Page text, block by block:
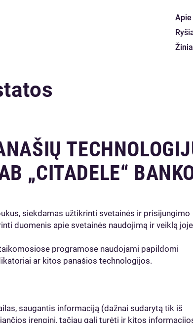
„CITADELE“
siekdamas užtikrinti svetainės ir prisijungimo
duomenis apie svetainės naudojimą ir veiklą
programose naudojami papildomi
ar kitos panašios technologijos.
saugantis informaciją (dažnai sudarytą tik iš
įrenginį, tačiau gali turėti ir kitos